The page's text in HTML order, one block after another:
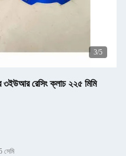
4/5
৩ইউআর রেসিং ক্লাচ ২২৫ মিমি
সেমি